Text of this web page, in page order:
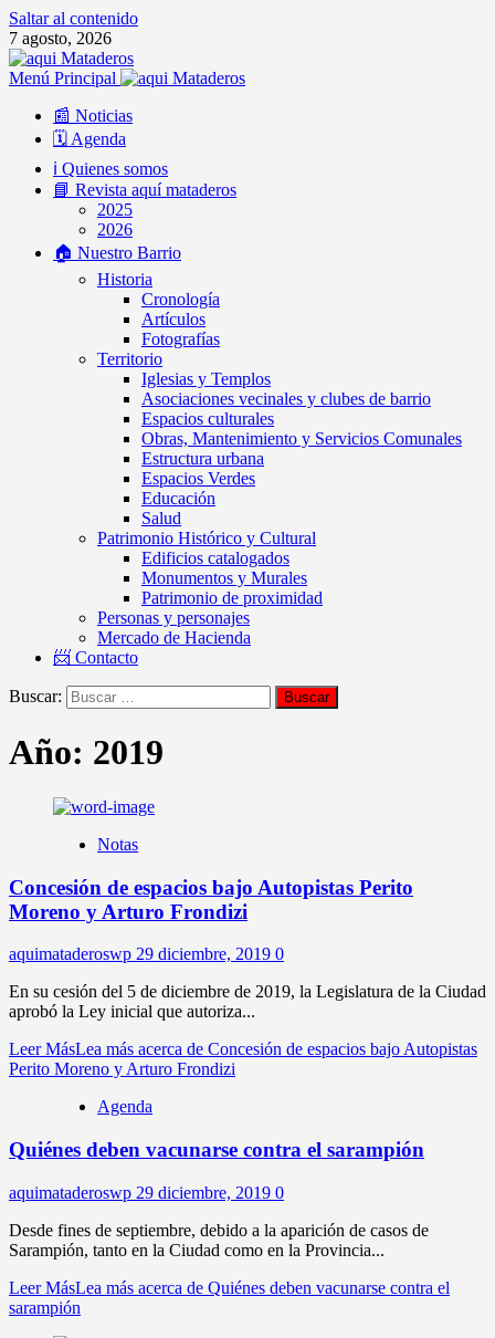
Saltar al contenido
7 agosto, 2026
Menú Principal
📰 Noticias
🗓️ Agenda
ℹ️ Quienes somos
📘 Revista aquí mataderos
2025
2026
🏠 Nuestro Barrio
Historia
Cronología
Artículos
Fotografías
Territorio
Iglesias y Templos
Asociaciones vecinales y clubes de barrio
Espacios culturales
Obras, Mantenimiento y Servicios Comunales
Estructura urbana
Espacios Verdes
Educación
Salud
Patrimonio Histórico y Cultural
Edificios catalogados
Monumentos y Murales
Patrimonio de proximidad
Personas y personajes
Mercado de Hacienda
📨 Contacto
Buscar:
Año: 2019
Notas
Concesión de espacios bajo Autopistas Perito
Moreno y Arturo Frondizi
aquimataderoswp 29 diciembre, 2019 0
En su cesión del 5 de diciembre de 2019, la Legislatura de la Ciudad
aprobó la Ley inicial que autoriza...
Leer MásLea más acerca de Concesión de espacios bajo Autopistas
Perito Moreno y Arturo Frondizi
Agenda
Quiénes deben vacunarse contra el sarampión
aquimataderoswp 29 diciembre, 2019 0
Desde fines de septiembre, debido a la aparición de casos de
Sarampión, tanto en la Ciudad como en la Provincia...
Leer MásLea más acerca de Quiénes deben vacunarse contra el
sarampión